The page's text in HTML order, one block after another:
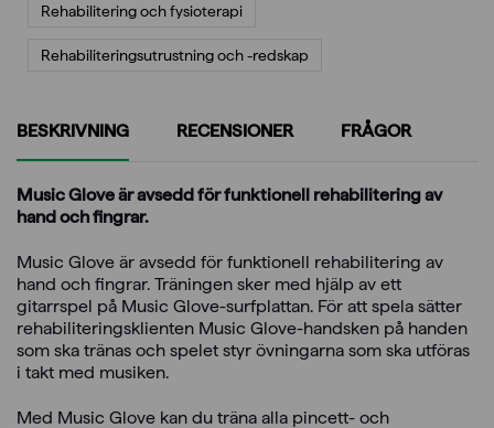
Rehabilitering och fysioterapi
Rehabiliterings­utrustning och -redskap
BESKRIVNING RECENSIONER FRÅGOR
Music Glove är avsedd för funktionell rehabilitering av
hand och fingrar.
Music Glove är avsedd för funktionell rehabilitering av
hand och fingrar. Träningen sker med hjälp av ett
gitarrspel på Music Glove-surfplattan. För att spela sätter
rehabiliteringsklienten Music Glove-handsken på handen
som ska tränas och spelet styr övningarna som ska utföras
i takt med musiken.
Med Music Glove kan du träna alla pincett- och